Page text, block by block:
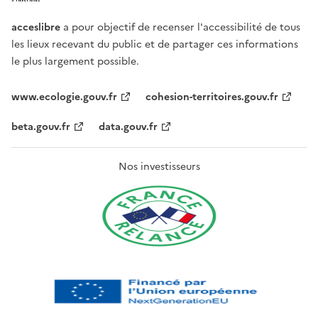
acceslibre a pour objectif de recenser l'accessibilité de tous
les lieux recevant du public et de partager ces informations
le plus largement possible.
www.ecologie.gouv.fr
cohesion-territoires.gouv.fr
beta.gouv.fr
data.gouv.fr
Nos investisseurs